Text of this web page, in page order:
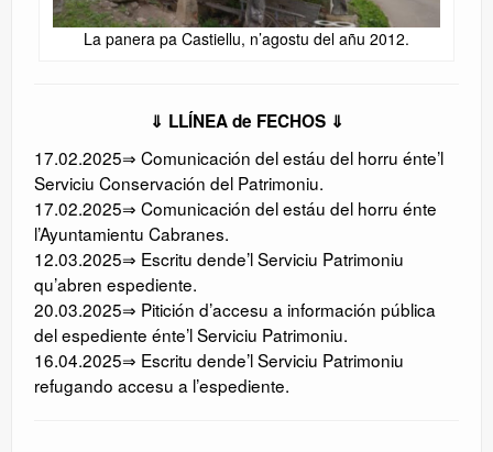
La panera pa Castiellu, n’agostu del añu 2012.
⇓ LLÍNEA de FECHOS ⇓
17.02.2025⇒ Comunicación del estáu del horru énte’l
Serviciu Conservación del Patrimoniu.
17.02.2025⇒ Comunicación del estáu del horru énte
l’Ayuntamientu Cabranes.
12.03.2025⇒ Escritu dende’l Serviciu Patrimoniu
qu’abren espediente.
20.03.2025⇒ Pitición d’accesu a información pública
del espediente énte’l Serviciu Patrimoniu.
16.04.2025⇒ Escritu dende’l Serviciu Patrimoniu
refugando accesu a l’espediente.